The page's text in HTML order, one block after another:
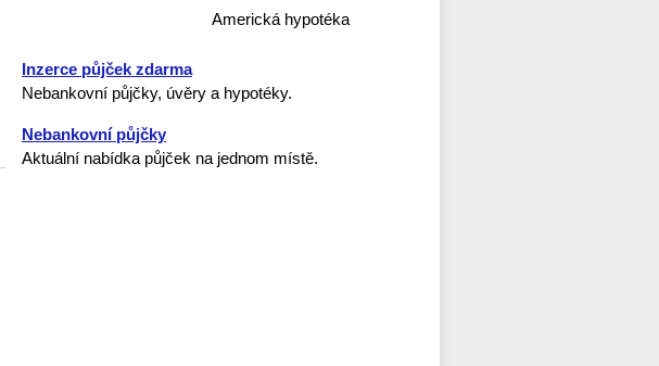
Americká hypotéka
Inzerce půjček zdarma
Nebankovní půjčky, úvěry a hypotéky.
Nebankovní půjčky
Aktuální nabídka půjček na jednom místě.